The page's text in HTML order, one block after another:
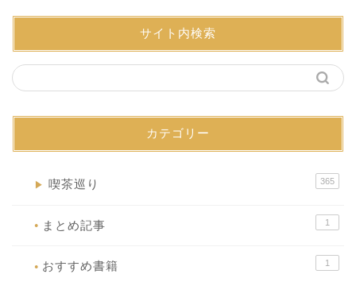
サイト内検索
カテゴリー
▶ 喫茶巡り 365
● まとめ記事 1
● おすすめ書籍 1